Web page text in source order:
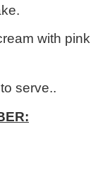
with pink
serve..